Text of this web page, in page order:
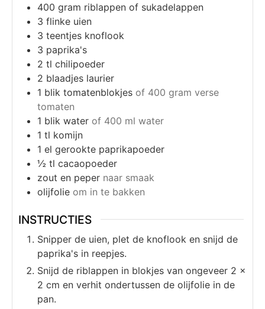
400 gram riblappen of sukadelappen
3 flinke uien
3 teentjes knoflook
3 paprika's
2 tl chilipoeder
2 blaadjes laurier
1 blik tomatenblokjes of 400 gram verse
tomaten
1 blik water of 400 ml water
1 tl komijn
1 el gerookte paprikapoeder
½ tl cacaopoeder
zout en peper naar smaak
olijfolie om in te bakken
INSTRUCTIES
Snipper de uien, plet de knoflook en snijd de
paprika's in reepjes.
Snijd de riblappen in blokjes van ongeveer 2 x
2 cm en verhit ondertussen de olijfolie in de
pan.